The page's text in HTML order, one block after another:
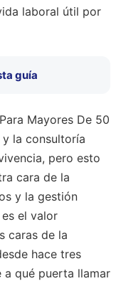
laboral útil por
guía
Mayores De 50
la consultoría
pero esto
cara de la
y la gestión
el valor
caras de la
hace tres
a qué puerta llamar